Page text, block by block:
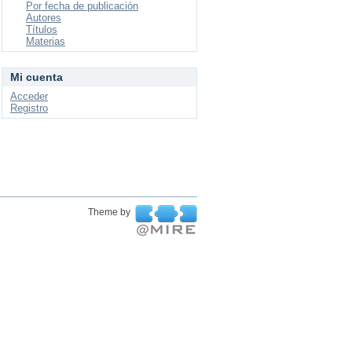
Por fecha de publicación
Autores
Títulos
Materias
Mi cuenta
Acceder
Registro
Theme by